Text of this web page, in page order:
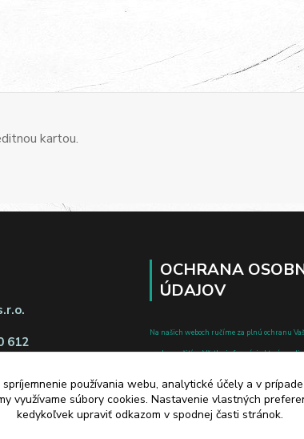
kartou.
612
tu
OCHRANA
ÚDAJOV
Na našich weboch ručíme za plnú ochranu
pred zneužitím. Všetky informácie, ktoré
a o zmene a doplnení niektorých zákonov.
používania webu, analytické účely a v
využívame súbory cookies. Nastavenie vlastných
kedykoľvek upraviť odkazom v spodnej časti stránok.